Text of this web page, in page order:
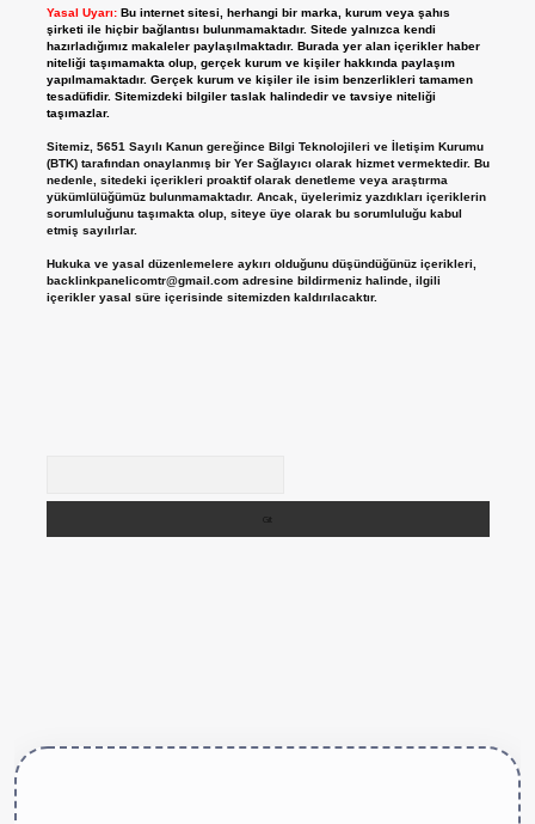
Yasal Uyarı: Bu internet sitesi, herhangi bir marka, kurum veya şahıs
şirketi ile hiçbir bağlantısı bulunmamaktadır. Sitede yalnızca kendi
hazırladığımız makaleler paylaşılmaktadır. Burada yer alan içerikler haber
niteliği taşımamakta olup, gerçek kurum ve kişiler hakkında paylaşım
yapılmamaktadır. Gerçek kurum ve kişiler ile isim benzerlikleri tamamen
tesadüfidir. Sitemizdeki bilgiler taslak halindedir ve tavsiye niteliği
taşımazlar.
Sitemiz, 5651 Sayılı Kanun gereğince Bilgi Teknolojileri ve İletişim Kurumu
(BTK) tarafından onaylanmış bir Yer Sağlayıcı olarak hizmet vermektedir. Bu
nedenle, sitedeki içerikleri proaktif olarak denetleme veya araştırma
yükümlülüğümüz bulunmamaktadır. Ancak, üyelerimiz yazdıkları içeriklerin
sorumluluğunu taşımakta olup, siteye üye olarak bu sorumluluğu kabul
etmiş sayılırlar.
Hukuka ve yasal düzenlemelere aykırı olduğunu düşündüğünüz içerikleri,
backlinkpanelicomtr@gmail.comadresine bildirmeniz halinde, ilgili
içerikler yasal süre içerisinde sitemizden kaldırılacaktır.